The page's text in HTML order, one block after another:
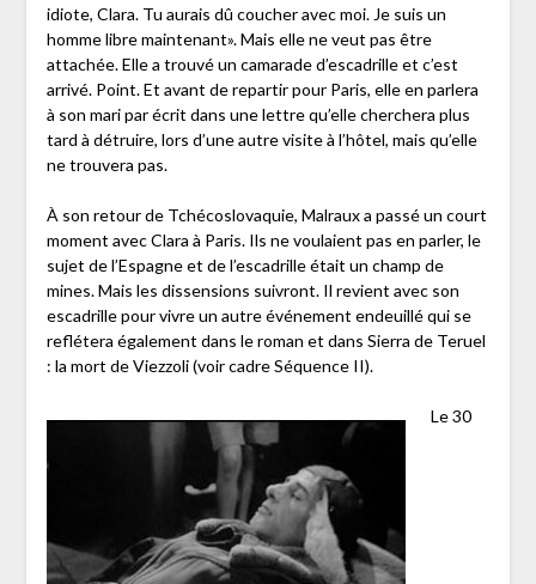
idiote, Clara. Tu aurais dû coucher avec moi. Je suis un
homme libre maintenant». Mais elle ne veut pas être
attachée. Elle a trouvé un camarade d’escadrille et c’est
arrivé. Point. Et avant de repartir pour Paris, elle en parlera
à son mari par écrit dans une lettre qu’elle cherchera plus
tard à détruire, lors d’une autre visite à l’hôtel, mais qu’elle
ne trouvera pas.
À son retour de Tchécoslovaquie, Malraux a passé un court
moment avec Clara à Paris. Ils ne voulaient pas en parler, le
sujet de l’Espagne et de l’escadrille était un champ de
mines. Mais les dissensions suivront. Il revient avec son
escadrille pour vivre un autre événement endeuillé qui se
reflétera également dans le roman et dans Sierra de Teruel
: la mort de Viezzoli (voir cadre Séquence II).
Le 30